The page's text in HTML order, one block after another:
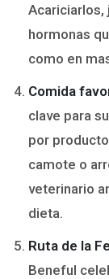
Acariciarlos,
hormonas
como en
Comida
clave para
por
camote o
veterinario
dieta.
Ruta de la
Beneful